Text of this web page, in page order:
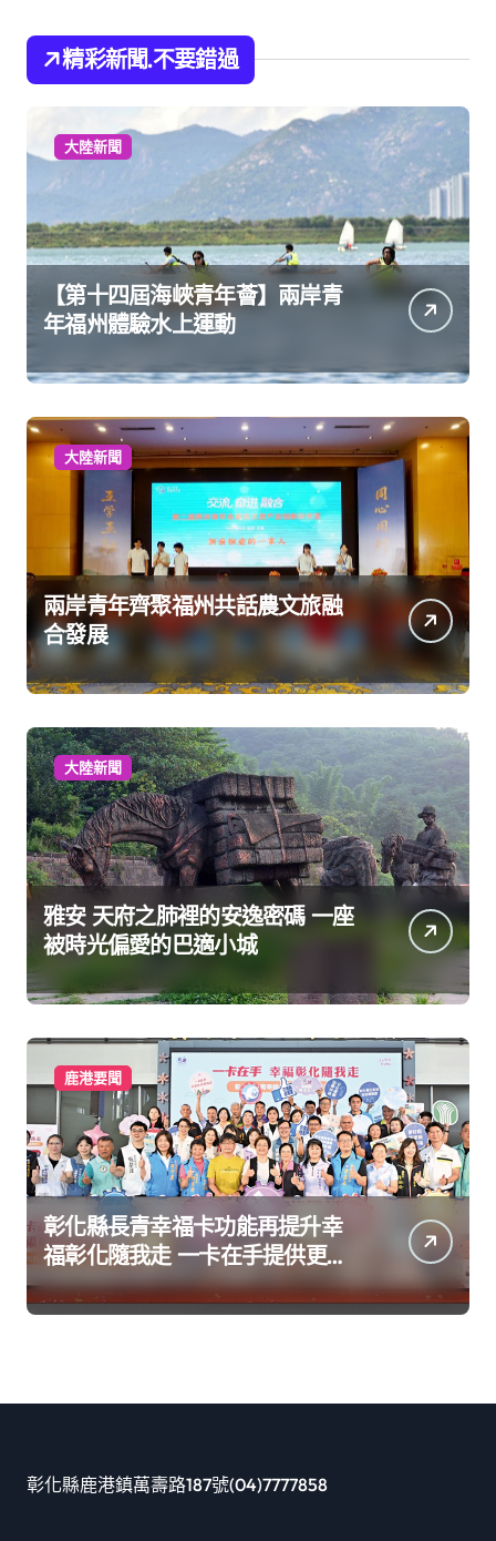
精彩新聞.不要錯過
大陸新聞
【第十四屆海峽青年薈】兩岸青
年福州體驗水上運動
大陸新聞
兩岸青年齊聚福州共話農文旅融
合發展
大陸新聞
雅安 天府之肺裡的安逸密碼 一座
被時光偏愛的巴適小城
鹿港要聞
彰化縣長青幸福卡功能再提升幸
福彰化隨我走 一卡在手提供更完
善及貼近生活的福利服務
彰化縣鹿港鎮萬壽路187號(04)7777858